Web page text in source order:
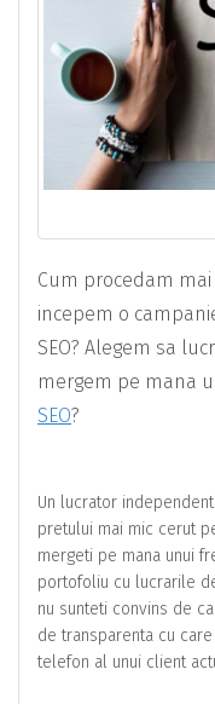
Cum procedam
incepem o
SEO? Alegem sa
mergem pe mana
SEO?
Un lucrator
pretului mai mic cerut
mergeti pe mana unui
portofoliu cu lucrarile
nu sunteti convins de
de transparenta cu
telefon al unui client